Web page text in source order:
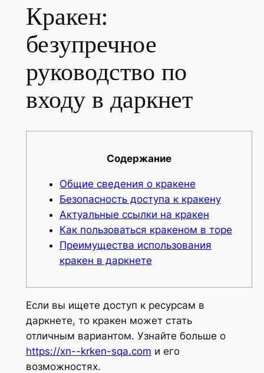
Кракен:
безупречное
руководство по
входу в даркнет
Содержание
Общие сведения о кракене
Безопасность доступа к кракену
Актуальные ссылки на кракен
Как пользоваться кракеном в торе
Преимущества использования
кракен в даркнете
Если вы ищете доступ к ресурсам в
даркнете, то кракен может стать
отличным вариантом. Узнайте больше о
https://xn--krken-sqa.com и его
возможностях.